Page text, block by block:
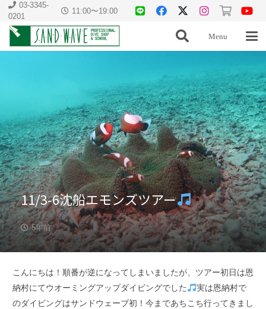
03-3345-
0201
11:00〜19:00
Menu
11/3-6沈船エモンズツアー
5年前
こんにちは！順番が逆になってしまいましたが、ツアー初日は恩
納村にてウオーミングアップダイビングでした
実は恩納村で
のダイビングはサンドウェーブ初！今まであちこち行ってきまし